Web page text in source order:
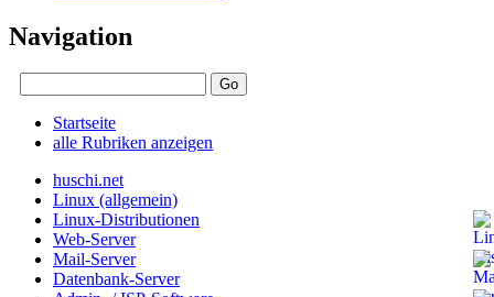
Navigation
Startseite
alle Rubriken anzeigen
huschi.net
Linux (allgemein)
Linux-Distributionen
Web-Server
Mail-Server
Datenbank-Server